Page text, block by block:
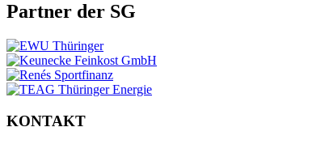
Partner der SG
KONTAKT